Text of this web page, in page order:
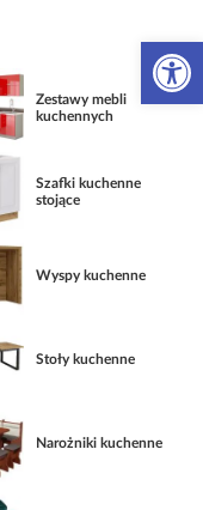
Otwórz
Zestawy mebli
kuchennych
Szafki kuchenne
stojące
Wyspy kuchenne
Stoły kuchenne
Narożniki kuchenne